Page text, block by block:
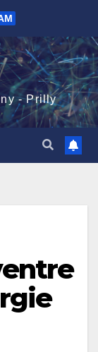
- Prilly